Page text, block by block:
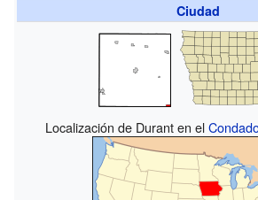
Ciudad
Localización de Durant en el